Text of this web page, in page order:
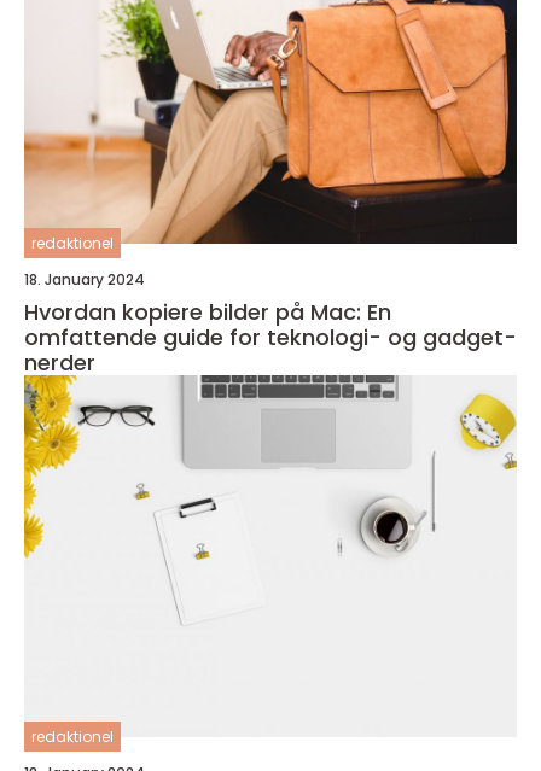
redaktionel
18. January 2024
Hvordan kopiere bilder på Mac: En
omfattende guide for teknologi- og gadget-
nerder
redaktionel